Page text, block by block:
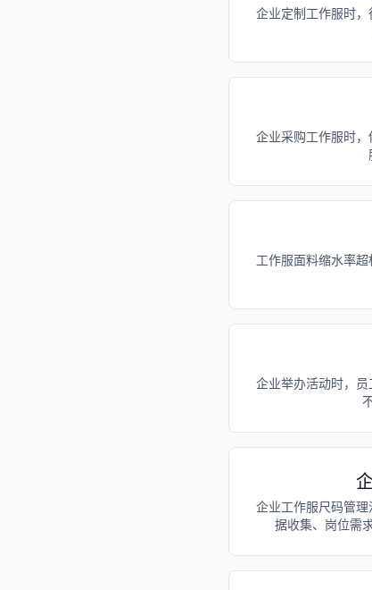
企业定制工作服时
企业采购工作服时
工作服面料缩水率
企业举办活动时，
企业工作服尺码管
据收集、岗位需